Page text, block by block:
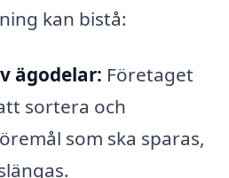
kan bistå:
ägodelar: Företaget
sortera och
som ska sparas,